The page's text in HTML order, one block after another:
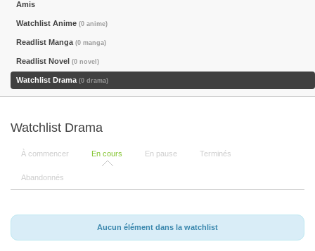
Amis
Watchlist Anime (0 anime)
Readlist Manga (0 manga)
Readlist Novel (0 novel)
Watchlist Drama (0 drama)
Watchlist Drama
À commencer En cours En pause Terminés
Abandonnés
Aucun élément dans la watchlist